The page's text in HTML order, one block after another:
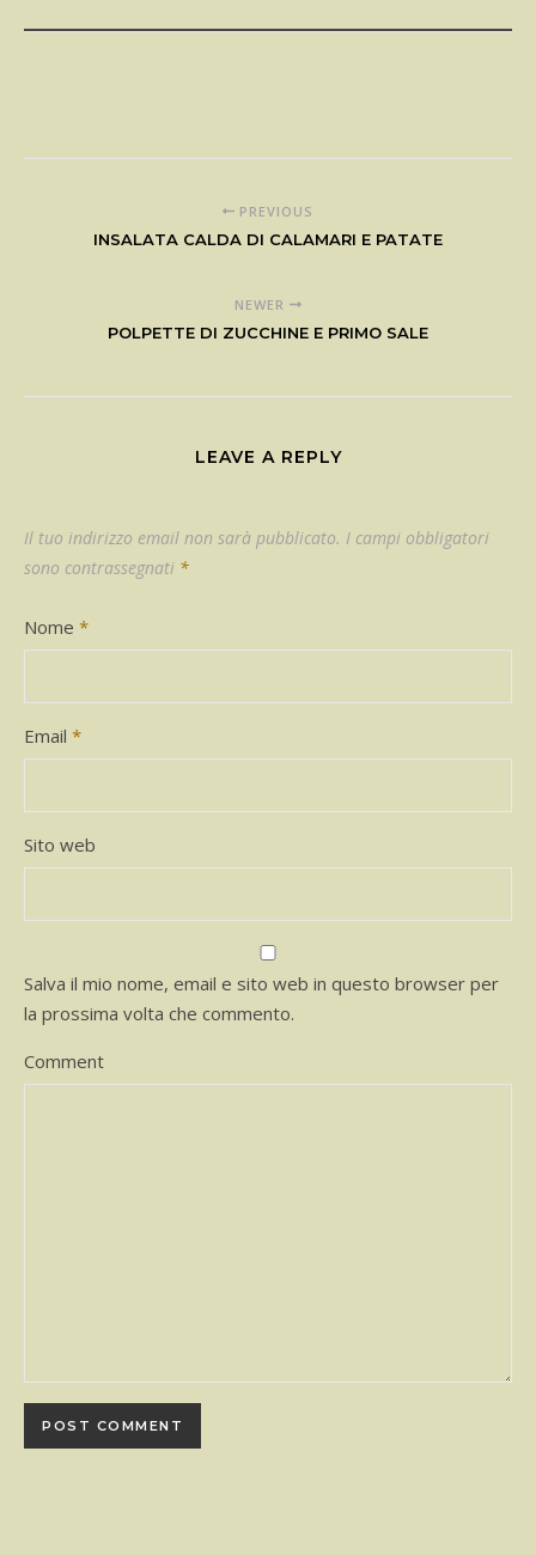
PREVIOUS
INSALATA CALDA DI CALAMARI E PATATE
NEWER
POLPETTE DI ZUCCHINE E PRIMO SALE
LEAVE A REPLY
Il tuo indirizzo email non sarà pubblicato. I campi obbligatori
sono contrassegnati *
Nome *
Email *
Sito web
Salva il mio nome, email e sito web in questo browser per
la prossima volta che commento.
Comment